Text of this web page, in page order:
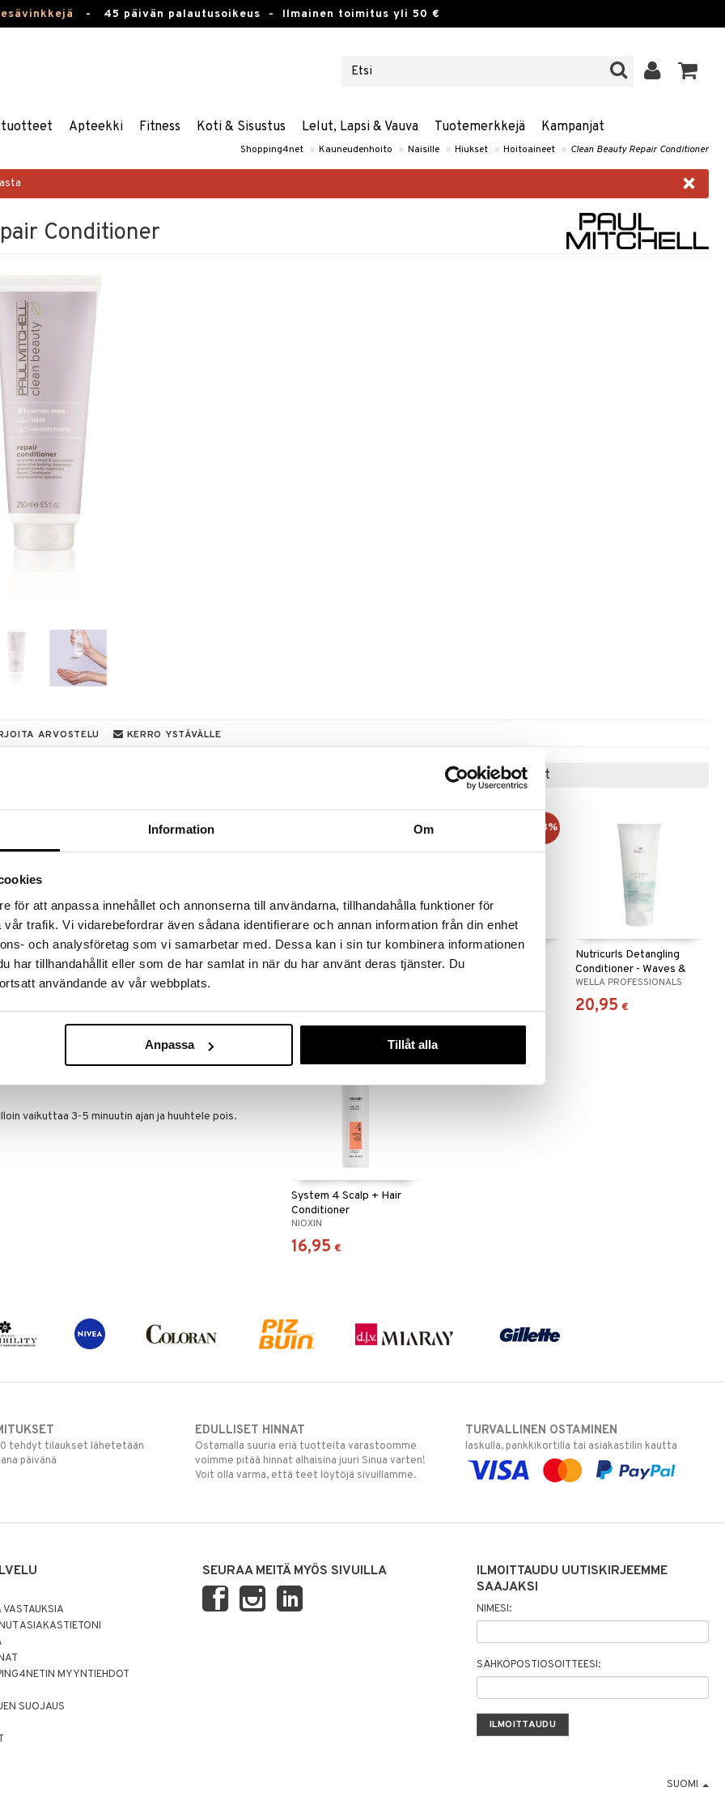
Information Om
för att anpassa innehållet och annonserna till användarna, tillhandahålla funktioner för
trafik. Vi vidarebefordrar även sådana identifierare och annan information från din enhet
och analysföretag som vi samarbetar med. Dessa kan i sin tur kombinera informationen
har tillhandahållit eller som de har samlat in när du har använt deras tjänster. Du
användande av vår webbplats.
Anpassa Tillåt alla
- 45 päivän palautusoikeus - Ilmainen toimitus yli 50 €
Apteekki Fitness Koti & Sisustus Lelut, Lapsi & Vauva Tuotemerkkejä Kampanjat
Shopping4net » Kauneudenhoito » Naisille » Hiukset » Hoitoaineet » Clean Beauty Repair Conditioner
×
Conditioner
ARVOSTELU KERRO YSTÄVÄLLE
on korjaava hoitoaine, joka hoitaa
selvittää hiukset helposti ja joustavasti.
auttavat vahvistamaan hiusta ja
auttaa säilyttämään hiuksen
91 % luonnollista alkuperää olevia
lopputuloksen. Kierrätettävissä
pakkauksissa.
vaikuttaa 3-5 minuutin ajan ja huuhtele pois.
Suositut tuotteet
Express Conditioner
11,95
-25%
Conditioner - Deep
11,95
-33%
Nutricurls Detangling
Conditioner - Waves &
Curls
WELLA PROFESSIONALS
20,95 €
System 4 Scalp + Hair
Conditioner
NIOXIN
16,95 €
tehdyt tilaukset lähetetään
päivänä
EDULLISET HINNAT
Ostamalla suuria eriä tuotteita varastoomme
voimme pitää hinnat alhaisina juuri Sinua varten!
Voit olla varma, että teet löytöjä sivuillamme.
TURVALLINEN OSTAMINEN
laskulla, pankkikortilla tai asiakastilin kautta
ASIAKASTIETONI
MYYNTIEHDOT
SUOJAUS
SEURAA MEITÄ MYÖS SIVUILLA
ILMOITTAUDU UUTISKIRJEEMME
SAAJAKSI
NIMESI:
SÄHKÖPOSTIOSOITTEESI:
SUOMI